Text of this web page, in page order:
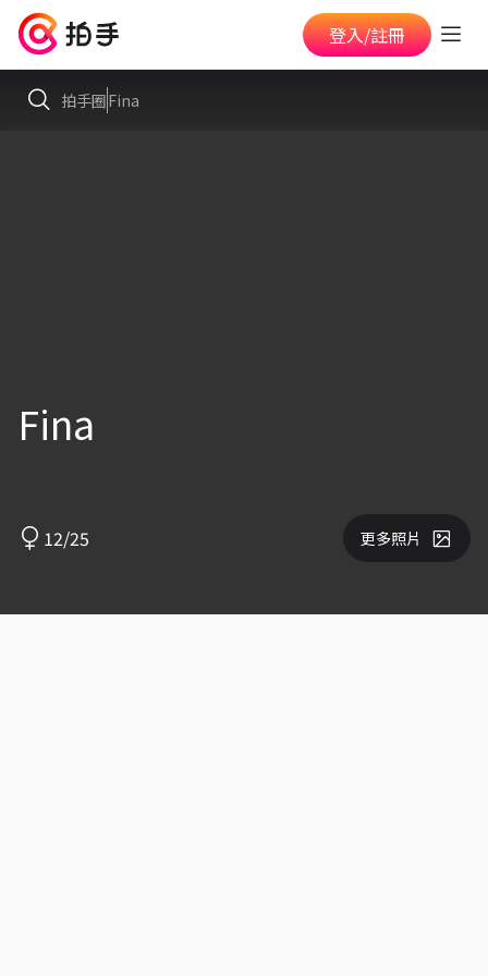
登入/註冊
拍手圈Fina
Fina
12/25 更多照片